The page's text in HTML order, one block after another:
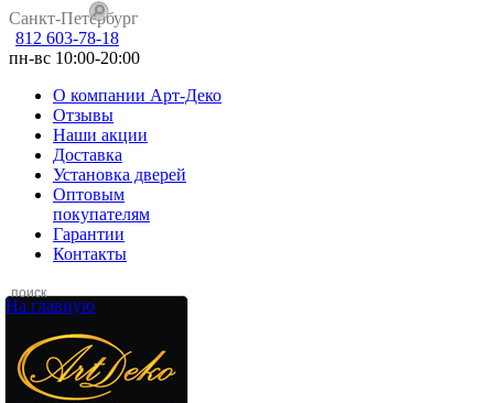
Санкт-Петербург
812 603-78-18
пн-вс 10:00-20:00
О компании Арт-Деко
Отзывы
Наши акции
Доставка
Установка дверей
Оптовым
покупателям
Гарантии
Контакты
На главную